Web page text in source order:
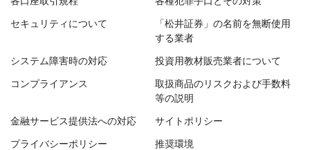
セキュリティについて
「松井証券」の名前を無断使用
する業者
システム障害時の対応 投資用教材販売業者について
コンプライアンス
取扱商品のリスクおよび手数料
等の説明
金融サービス提供法への対応 サイトポリシー
プライバシーポリシー 推奨環境